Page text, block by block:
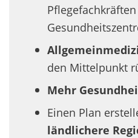
den Mittelpunkt
Mehr
Einen Plan
ländlichere